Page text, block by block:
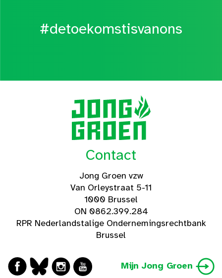
#detoekomstisvanons
Contact
Jong Groen vzw
Van Orleystraat 5-11
1000 Brussel
ON 0862.399.284
RPR Nederlandstalige Ondernemingsrechtbank
Brussel
Mijn Jong Groen